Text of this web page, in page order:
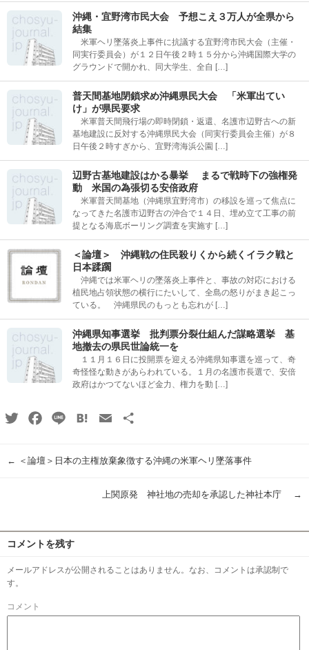
沖縄・宜野湾市民大会 予想こえ３万人が全県から
結集
米軍ヘリ墜落炎上事件に抗議する宜野湾市民大会（主催・
同実行委員会）が１２日午後２時１５分から沖縄国際大学の
グラウンドで開かれ、同大学生、全自 […]
普天間基地閉鎖求め沖縄県民大会 「米軍出てい
け」が県民要求
米軍普天間飛行場の即時閉鎖・返還、名護市辺野古への新
基地建設に反対する沖縄県民大会（同実行委員会主催）が８
日午後２時すぎから、宜野湾海浜公園 […]
辺野古基地建設はかる暴挙 まるで戦時下の強権発
動 米国の為張切る安倍政府
米軍普天間基地（沖縄県宜野湾市）の移設を巡って焦点に
なってきた名護市辺野古の沖合で１４日、埋め立て工事の前
提となる海底ボーリング調査を実施す […]
＜論壇＞ 沖縄戦の住民殺りくから続くイラク戦と
日本蹂躙
沖縄では米軍ヘリの墜落炎上事件と、事故の対応における
植民地占領状態の横行にたいして、全島の怒りがまき起こっ
ている。 沖縄県民のもっとも忘れが […]
沖縄県知事選挙 批判票分裂仕組んだ謀略選挙 基
地撤去の県民世論統一を
１１月１６日に投開票を迎える沖縄県知事選を巡って、奇
奇怪怪な動きがあらわれている。１月の名護市長選で、安倍
政府はかつてないほど金力、権力を動 […]
TwitterFacebook
Line HatenaEmail
← ＜論壇＞日本の主権放棄象徴する沖縄の米軍ヘリ墜落事件
上関原発 神社地の売却を承認した神社本庁 →
コメントを残す
メールアドレスが公開されることはありません。なお、コメントは承認制で
す。
コメント